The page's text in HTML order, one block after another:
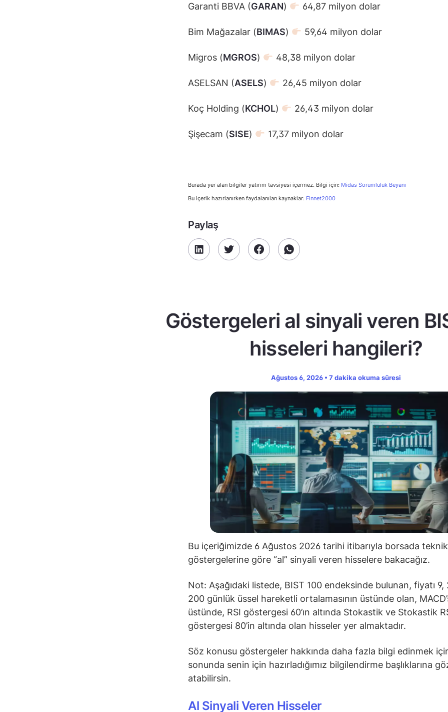
Garanti BBVA (GARAN) 64,87 milyon dolar
Bim Mağazalar (BIMAS) 59,64 milyon dolar
Migros (MGROS) 48,38 milyon dolar
ASELSAN (ASELS) 26,45 milyon dolar
Koç Holding (KCHOL) 26,43 milyon dolar
Şişecam (SISE) 17,37 milyon dolar
Burada yer alan bilgiler yatırım tavsiyesi içermez. Bilgi için: Midas Sorumluluk Beyanı
Bu içerik hazırlanırken faydalanılan kaynaklar: Finnet2000
Paylaş
Göstergeleri al sinyali veren
hisseleri hangileri?
Ağustos 6, 2026 • 7 dakika okuma süresi
Bu içeriğimizde 6 Ağustos 2026 tarihi itibarıyla borsada teknik
göstergelerine göre “al” sinyali veren hisselere bakacağız.
Not: Aşağıdaki listede, BIST 100 endeksinde bulunan, fiyatı 9,
200 günlük üssel hareketli ortalamasının üstünde olan,
üstünde, RSI göstergesi 60’ın altında Stokastik ve Stokastik
göstergesi 80’in altında olan hisseler yer almaktadır.
Söz konusu göstergeler hakkında daha fazla bilgi edinmek için
sonunda senin için hazırladığımız bilgilendirme başlıklarına
atabilirsin.
Al Sinyali Veren Hisseler